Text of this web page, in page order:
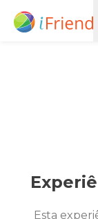
Esta